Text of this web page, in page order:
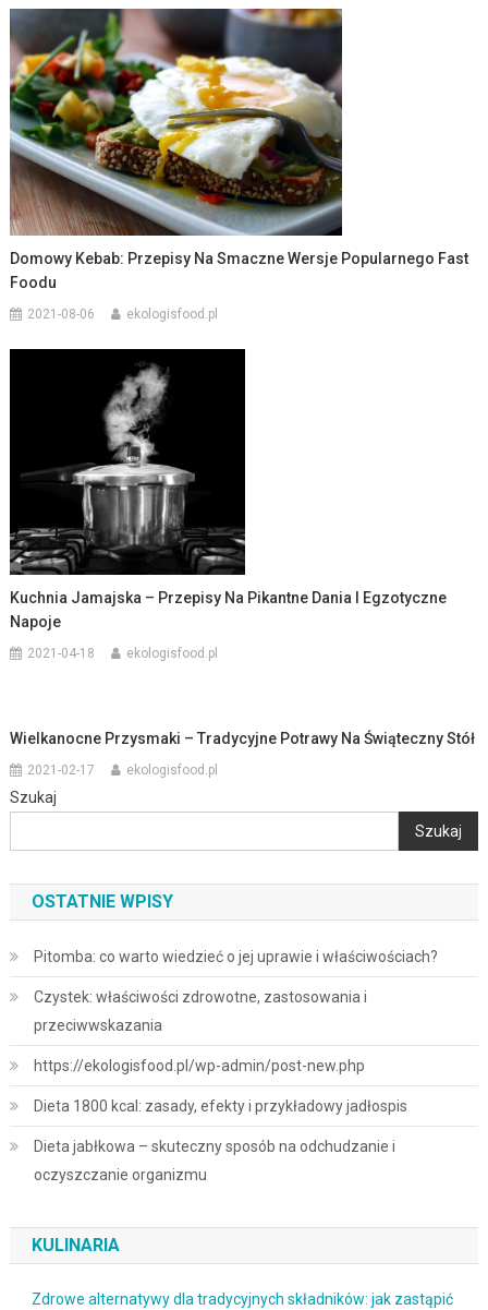
Domowy Kebab: Przepisy Na Smaczne Wersje Popularnego Fast
Foodu
2021-08-06 ekologisfood.pl
Kuchnia Jamajska – Przepisy Na Pikantne Dania I Egzotyczne
Napoje
2021-04-18 ekologisfood.pl
Wielkanocne Przysmaki – Tradycyjne Potrawy Na Świąteczny Stół
2021-02-17 ekologisfood.pl
Szukaj
Szukaj
OSTATNIE WPISY
Pitomba: co warto wiedzieć o jej uprawie i właściwościach?
Czystek: właściwości zdrowotne, zastosowania i
przeciwwskazania
https://ekologisfood.pl/wp-admin/post-new.php
Dieta 1800 kcal: zasady, efekty i przykładowy jadłospis
Dieta jabłkowa – skuteczny sposób na odchudzanie i
oczyszczanie organizmu
KULINARIA
Zdrowe alternatywy dla tradycyjnych składników: jak zastąpić